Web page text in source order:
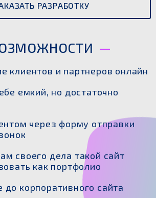
РАЗРАБОТКУ
клиентов и партнеров онлайн
емкий, но достаточно
через форму отправки
своего дела такой сайт
можно использовать как портфолио
до корпоративного сайта